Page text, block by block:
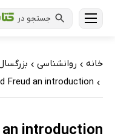
جستجو در
خانه › روانشناسی ›
›
Freud an introduction